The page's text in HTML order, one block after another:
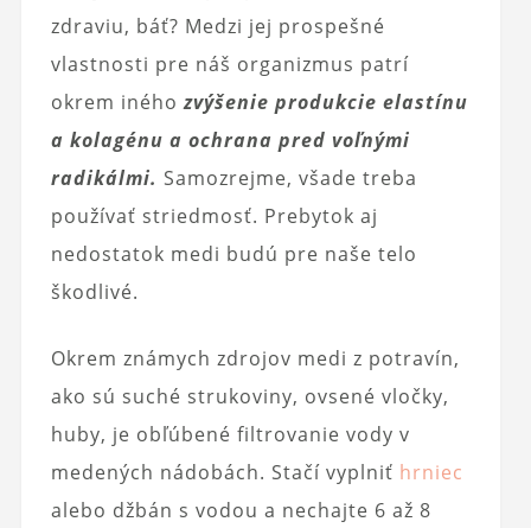
zdraviu, báť? Medzi jej prospešné
vlastnosti pre náš organizmus patrí
okrem inéhozvýšenie produkcie elastínu
a kolagénu a ochrana pred voľnými
radikálmi. Samozrejme, všade treba
používať striedmosť. Prebytok aj
nedostatok medi budú pre naše telo
škodlivé.
Okrem známych zdrojov medi z potravín,
ako sú suché strukoviny, ovsené vločky,
huby, je obľúbené filtrovanie vody v
medených nádobách. Stačí vyplniť hrniec
alebo džbán s vodou a nechajte 6 až 8